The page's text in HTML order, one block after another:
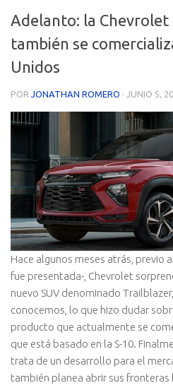
Adelanto: la
también se
Unidos
POR JONATHAN ROMERO · JUNIO 5,
Hace algunos meses atrás, previo
fue presentada-, Chevrolet
nuevo SUV denominado
conocemos, lo que hizo dudar
producto que actualmente se
que está basado en la S-10.
trata de un desarrollo para el
también planea abrir sus